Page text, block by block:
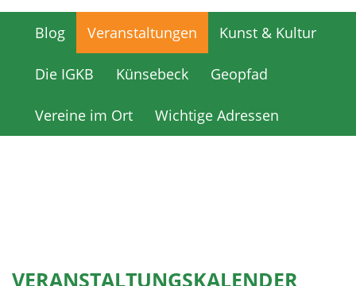
Blog Veranstaltungen Kunst & Kultur
Die IGKB Künsebeck Geopfad
Vereine im Ort Wichtige Adressen
VERANSTALTUNGSKALENDER